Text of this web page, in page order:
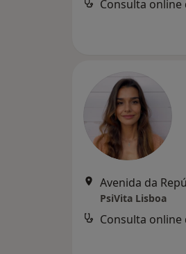
Consulta online
Avenida da
PsiVita Lisboa
Consulta online